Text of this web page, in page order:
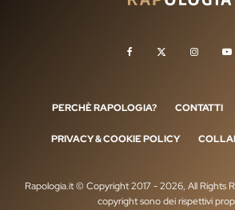
PERCHÈ RAPOLOGIA? CONTATTI
PRIVACY & COOKIE POLICY
Rapologia.it © Copyright 2017 - 2026, All Rights
copyright sono dei rispettivi